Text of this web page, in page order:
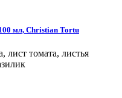
мл, Christian Tortu
лист томата, листья